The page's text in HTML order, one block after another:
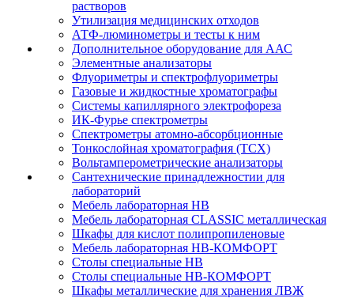
растворов
Утилизация медицинских отходов
АТФ-люминометры и тесты к ним
Дополнительное оборудование для ААС
Элементные анализаторы
Флуориметры и спектрофлуориметры
Газовые и жидкостные хроматографы
Системы капиллярного электрофореза
ИК-Фурье спектрометры
Спектрометры атомно-абсорбционные
Тонкослойная хроматография (ТСХ)
Вольтамперометрические анализаторы
Сантехнические принадлежностии для
лабораторий
Мебель лабораторная НВ
Мебель лабораторная CLASSIC металлическая
Шкафы для кислот полипропиленовые
Мебель лабораторная НВ-КОМФОРТ
Столы специальные НВ
Столы специальные НВ-КОМФОРТ
Шкафы металлические для хранения ЛВЖ